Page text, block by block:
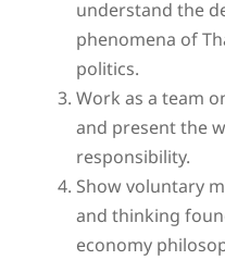
understand the
phenomena of
politics.
Work as a team
and present the
responsibility.
Show voluntary
and thinking
economy